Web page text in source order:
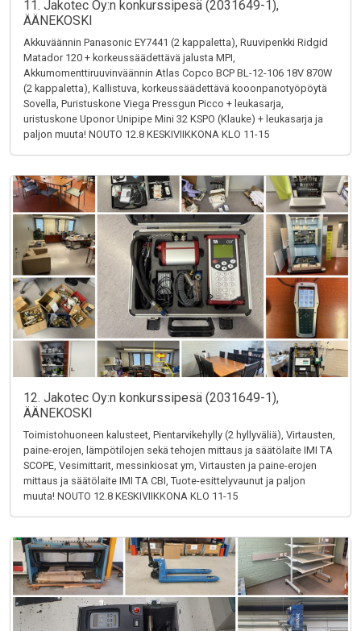
11. Jakotec Oy:n konkurssipesä (2031649-1),
ÄÄNEKOSKI
Akkuväännin Panasonic EY7441 (2 kappaletta), Ruuvipenkki Ridgid
Matador 120 + korkeussäädettävä jalusta MPI,
Akkumomenttiruuvinväännin Atlas Copco BCP BL-12-106 18V 870W
(2 kappaletta), Kallistuva, korkeussäädettävä kooonpanotyöpöytä
Sovella, Puristuskone Viega Pressgun Picco + leukasarja,
uristuskone Uponor Unipipe Mini 32 KSPO (Klauke) + leukasarja ja
paljon muuta! NOUTO 12.8 KESKIVIIKKONA KLO 11-15
12. Jakotec Oy:n konkurssipesä (2031649-1),
ÄÄNEKOSKI
Toimistohuoneen kalusteet, Pientarvikehylly (2 hyllyväliä), Virtausten,
paine-erojen, lämpötilojen sekä tehojen mittaus ja säätölaite IMI TA
SCOPE, Vesimittarit, messinkiosat ym, Virtausten ja paine-erojen
mittaus ja säätölaite IMI TA CBI, Tuote-esittelyvaunut ja paljon
muuta! NOUTO 12.8 KESKIVIIKKONA KLO 11-15